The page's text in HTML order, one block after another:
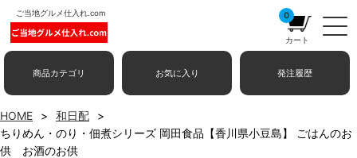
ご当地グルメ仕入れ.com 0
カート
商品カテゴリ お気に入り 発注履歴
HOME
和日配
ちりめん・のり・佃煮シリーズ 岡田食品【香川県小豆島】 ごはんのお
供 お酒のお供